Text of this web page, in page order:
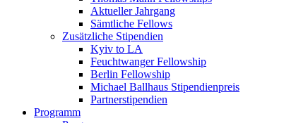
Aktueller Jahrgang
Sämtliche Fellows
Zusätzliche Stipendien
Kyiv to LA
Feuchtwanger Fellowship
Berlin Fellowship
Michael Ballhaus Stipendienpreis
Partnerstipendien
Programm